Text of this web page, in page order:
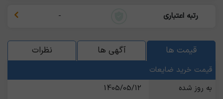
رتبه اعتباری -
قیمت ها آگهی ها نظرات
قیمت خرید ضایعات
به روز شده
1405/05/12